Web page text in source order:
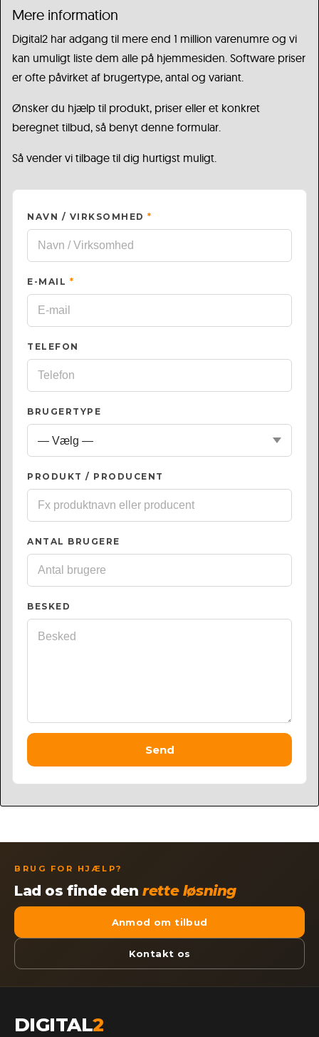
Mere information
Digital2 har adgang til mere end 1 million varenumre og vi
kan umuligt liste dem alle på hjemmesiden. Software priser
er ofte påvirket af brugertype, antal og variant.
Ønsker du hjælp til produkt, priser eller et konkret
beregnet tilbud, så benyt denne formular.
Så vender vi tilbage til dig hurtigst muligt.
NAVN / VIRKSOMHED *
E-MAIL *
TELEFON
BRUGERTYPE
PRODUKT / PRODUCENT
ANTAL BRUGERE
BESKED
Send
BRUG FOR HJÆLP?
Lad os finde denrette løsning
Anmod om tilbud
Kontakt os
DIGITAL2